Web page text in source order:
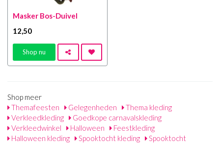
Masker Bos-Duivel
12 ,50
Shop nu
Shop meer
Themafeesten
Gelegenheden
Thema kleding
Verkleedkleding
Goedkope carnavalskleding
Verkleedwinkel
Halloween
Feestkleding
Halloween kleding
Spooktocht kleding
Spooktocht